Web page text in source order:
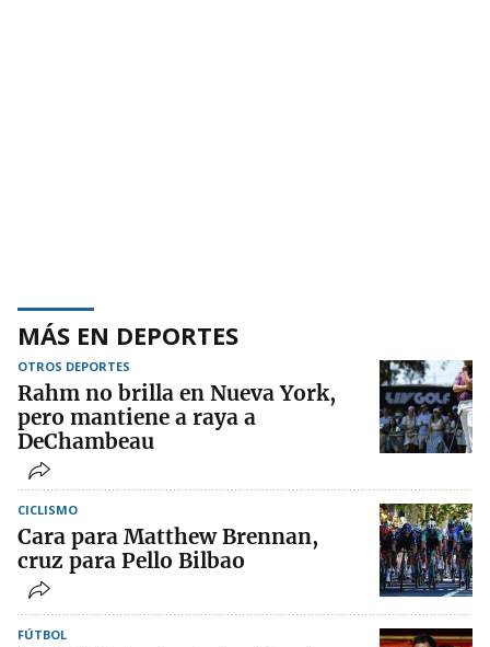
MÁS EN DEPORTES
OTROS DEPORTES
Rahm no brilla en Nueva York,
pero mantiene a raya a
DeChambeau
CICLISMO
Cara para Matthew Brennan,
cruz para Pello Bilbao
FÚTBOL